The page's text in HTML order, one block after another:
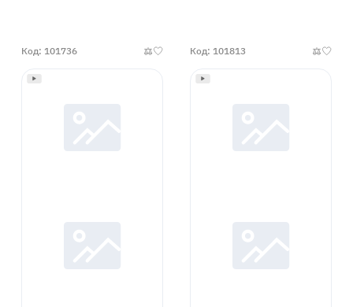
Код: 101736 Код: 101813